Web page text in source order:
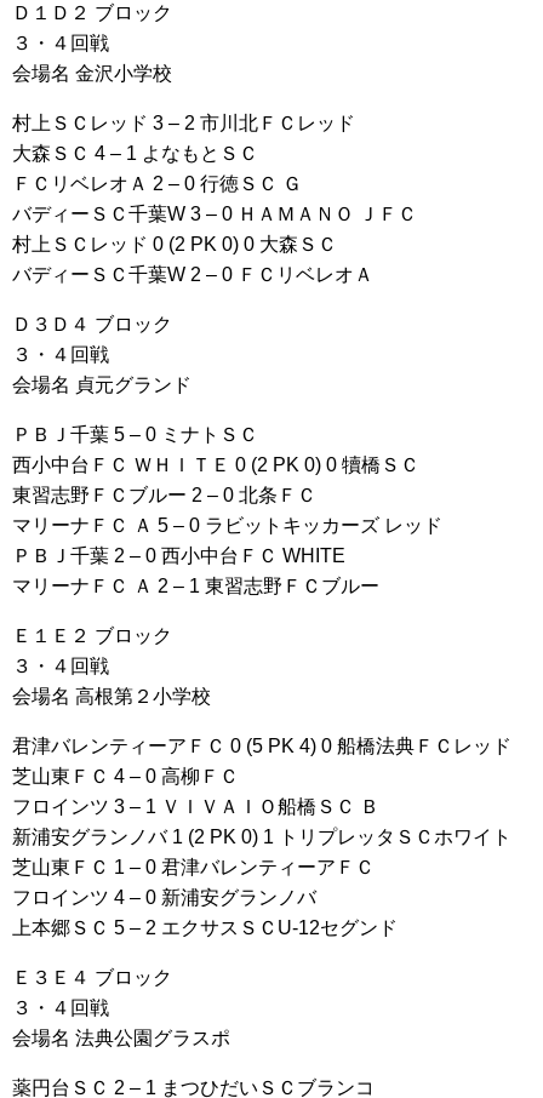
Ｄ１Ｄ２ ブロック
３・４回戦
会場名 金沢小学校
村上ＳＣレッド 3 – 2 市川北ＦＣレッド
大森ＳＣ 4 – 1 よなもとＳＣ
ＦＣリベレオＡ 2 – 0 行徳ＳＣ Ｇ
バディーＳＣ千葉W 3 – 0 ＨＡＭＡＮＯ ＪＦＣ
村上ＳＣレッド 0 (2 PK 0) 0 大森ＳＣ
バディーＳＣ千葉W 2 – 0 ＦＣリベレオＡ
Ｄ３Ｄ４ ブロック
３・４回戦
会場名 貞元グランド
ＰＢＪ千葉 5 – 0 ミナトＳＣ
西小中台ＦＣ ＷＨＩＴＥ 0 (2 PK 0) 0 犢橋ＳＣ
東習志野ＦＣブルー 2 – 0 北条ＦＣ
マリーナＦＣ Ａ 5 – 0 ラビットキッカーズ レッド
ＰＢＪ千葉 2 – 0 西小中台ＦＣ WHITE
マリーナＦＣ Ａ 2 – 1 東習志野ＦＣブルー
Ｅ１Ｅ２ ブロック
３・４回戦
会場名 高根第２小学校
君津バレンティーアＦＣ 0 (5 PK 4) 0 船橋法典ＦＣレッド
芝山東ＦＣ 4 – 0 高柳ＦＣ
フロインツ 3 – 1 ＶＩＶＡＩＯ船橋ＳＣ Ｂ
新浦安グランノバ 1 (2 PK 0) 1 トリプレッタＳＣホワイト
芝山東ＦＣ 1 – 0 君津バレンティーアＦＣ
フロインツ 4 – 0 新浦安グランノバ
上本郷ＳＣ 5 – 2 エクサスＳＣU-12セグンド
Ｅ３Ｅ４ ブロック
３・４回戦
会場名 法典公園グラスポ
薬円台ＳＣ 2 – 1 まつひだいＳＣブランコ